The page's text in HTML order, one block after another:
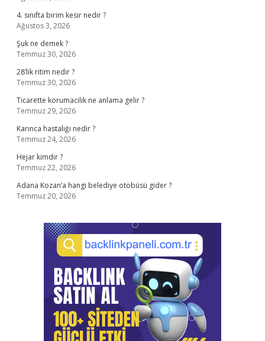
4. sınıfta birim kesir nedir ?
Ağustos 3, 2026
Şuk ne demek ?
Temmuz 30, 2026
28’lik ritim nedir ?
Temmuz 30, 2026
Ticarette korumacilik ne anlama gelir ?
Temmuz 29, 2026
Karınca hastalığı nedir ?
Temmuz 24, 2026
Hejar kimdir ?
Temmuz 22, 2026
Adana Kozan’a hangi belediye otobüsü gider ?
Temmuz 20, 2026